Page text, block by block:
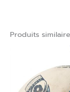
Produits